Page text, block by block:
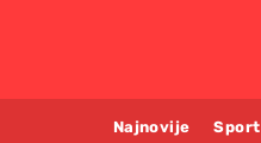
Najnovije Sport